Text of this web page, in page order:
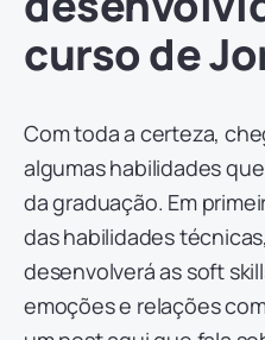
curso de
Com toda a certeza,
algumas habilidades
da graduação. Em
das habilidades
desenvolverá as soft
emoções e relações